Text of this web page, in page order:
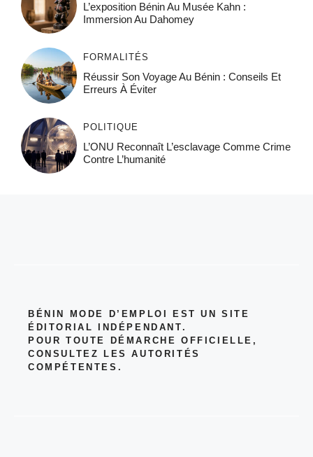
L’exposition Bénin Au Musée Kahn :
Immersion Au Dahomey
FORMALITÉS
Réussir Son Voyage Au Bénin : Conseils Et
Erreurs À Éviter
POLITIQUE
L’ONU Reconnaît L’esclavage Comme Crime
Contre L’humanité
BÉNIN MODE D’EMPLOI EST UN SITE
ÉDITORIAL INDÉPENDANT.
POUR TOUTE DÉMARCHE OFFICIELLE,
CONSULTEZ LES AUTORITÉS
COMPÉTENTES.